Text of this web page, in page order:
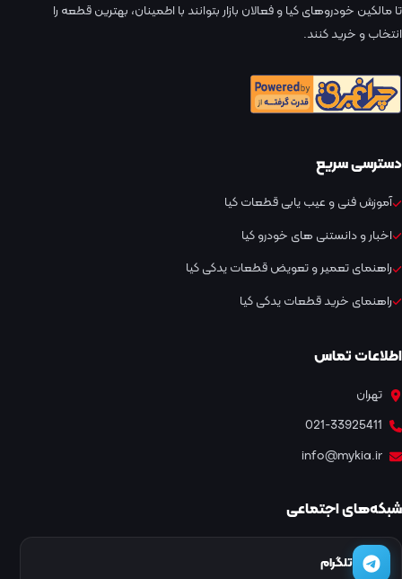
تا مالکین خودروهای کیا و فعالان بازار بتوانند با اطمینان، بهترین قطعه را
انتخاب و خرید کنند.
دسترسی سریع
آموزش فنی و عیب یابی قطعات کیا
اخبار و دانستنی های خودرو کیا
راهنمای تعمیر و تعویض قطعات یدکی کیا
راهنمای خرید قطعات یدکی کیا
اطلاعات تماس
تهران
021-33925411
info@mykia.ir
شبکه‌های اجتماعی
تلگرام